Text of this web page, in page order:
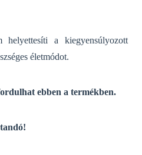
helyettesíti a kiegyensúlyozott
életmódot.
ebben a termékben.